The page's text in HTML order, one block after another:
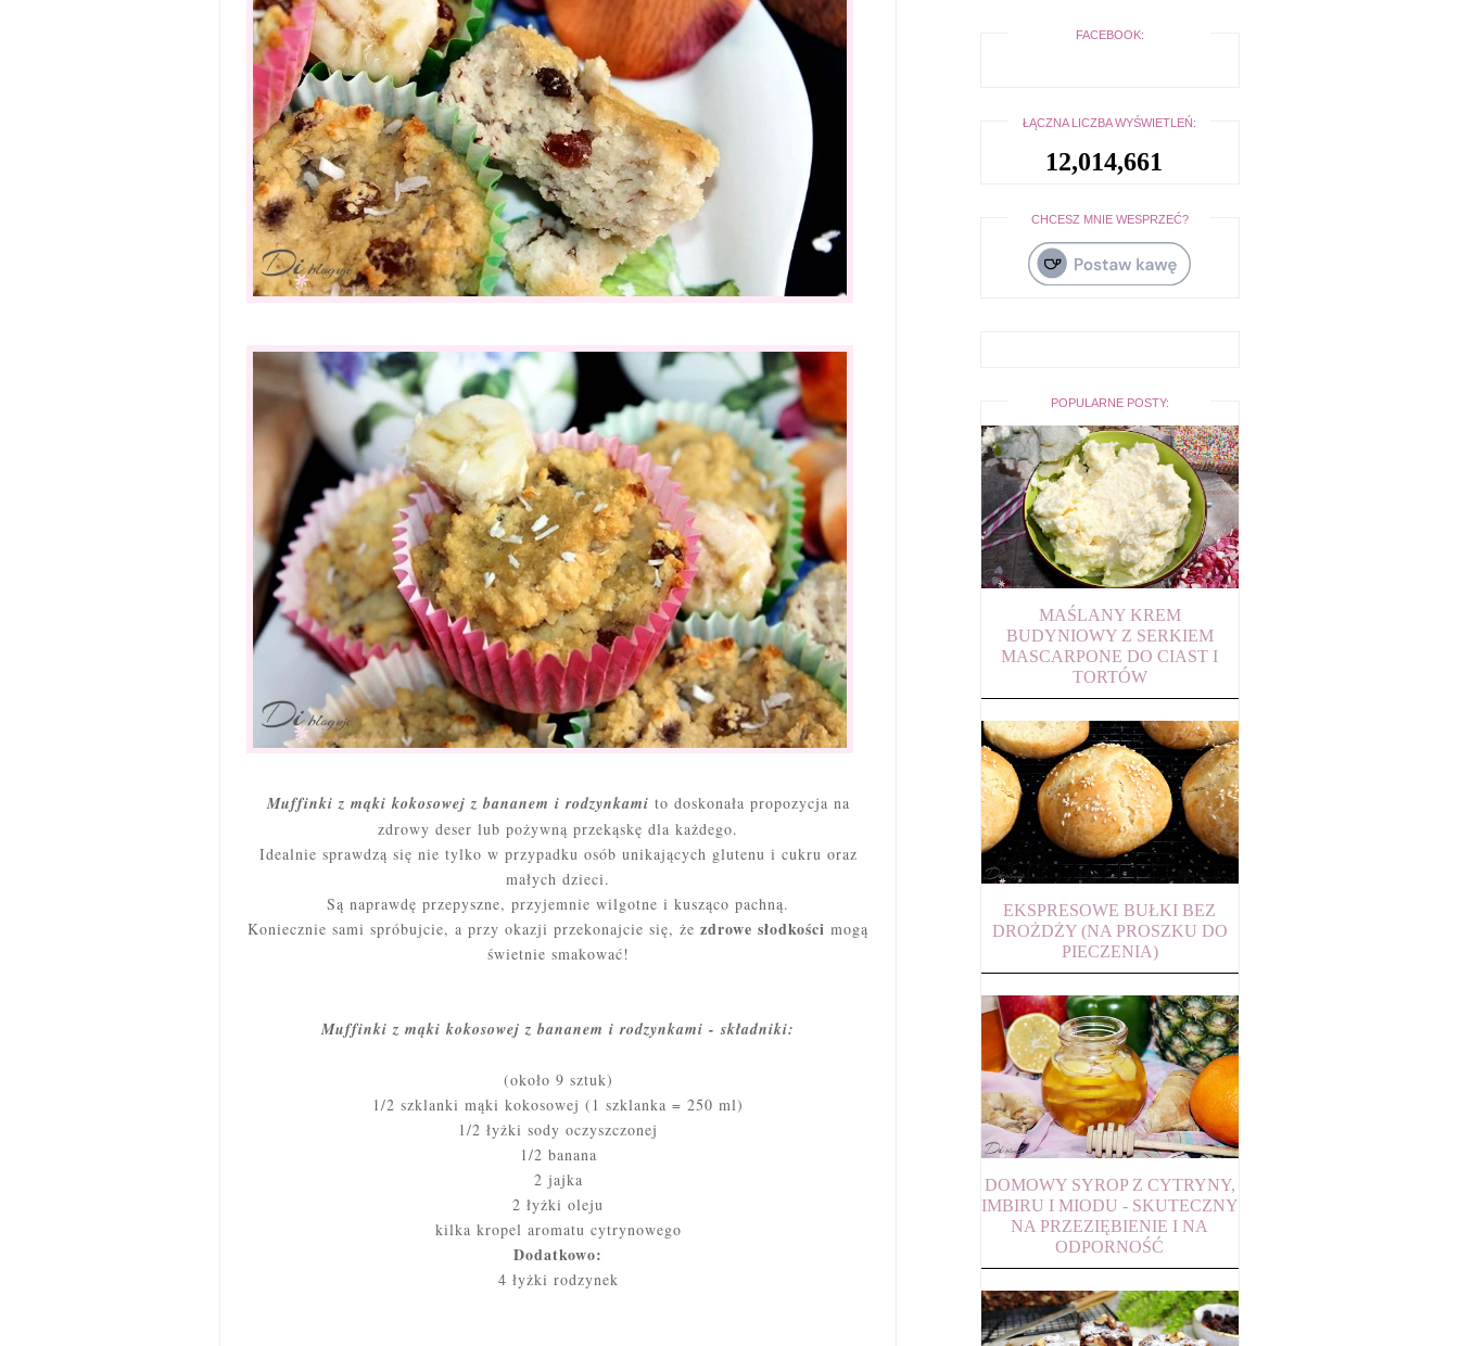
Muffinki z mąki kokosowej z bananem i rodzynkami to doskonała propozycja na
zdrowy deser lub pożywną przekąskę dla każdego.
Idealnie sprawdzą się nie tylko w przypadku osób unikających glutenu i cukru oraz
małych dzieci.
Są naprawdę przepyszne, przyjemnie wilgotne i kusząco pachną.
Koniecznie sami spróbujcie, a przy okazji przekonajcie się, że zdrowe słodkości mogą
świetnie smakować!
Muffinki z mąki kokosowej z bananem i rodzynkami - składniki:
(około 9 sztuk)
1/2 szklanki mąki kokosowej (1 szklanka = 250 ml)
1/2 łyżki sody oczyszczonej
1/2 banana
2 jajka
2 łyżki oleju
kilka kropel aromatu cytrynowego
Dodatkowo:
4 łyżki rodzynek
FACEBOOK:
ŁĄCZNA LICZBA WYŚWIETLEŃ:
12,014,661
CHCESZ MNIE WESPRZEĆ?
POPULARNE POSTY:
MAŚLANY KREM
BUDYNIOWY Z SERKIEM
MASCARPONE DO CIAST I
TORTÓW
EKSPRESOWE BUŁKI BEZ
DROŻDŻY (NA PROSZKU DO
PIECZENIA)
DOMOWY SYROP Z CYTRYNY,
IMBIRU I MIODU - SKUTECZNY
NA PRZEZIĘBIENIE I NA
ODPORNOŚĆ